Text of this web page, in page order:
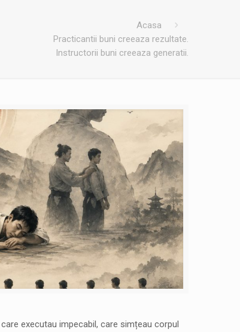
Acasa
Practicantii buni creeaza rezultate.
Instructorii buni creeaza generatii.
executau impecabil, care simțeau corpul